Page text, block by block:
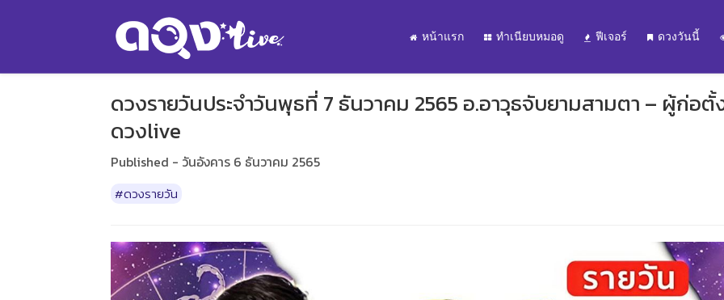
หน้าแรก ทำเนียบหมอดู ฟีเจอร์ ดวงวันนี้
ดวงรายวันประจำวันพุธที่ 7 ธันวาคม 2565 อ.อาวุธจับยามสามตา – ผู้ก่อตั้
ดวงlive
Published - วันอังคาร 6 ธันวาคม 2565
#ดวงรายวัน